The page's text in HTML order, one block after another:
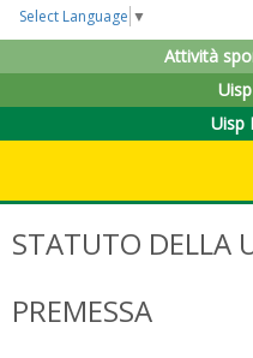
Select Language ▼
Attività
Uisp
STATUTO DELLA
PREMESSA